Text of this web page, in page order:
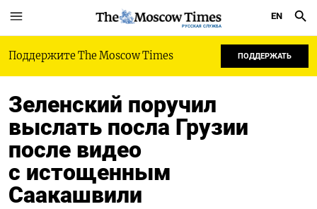
РУССКАЯ СЛУЖБА
EN
Поддержите The Moscow Times ПОДДЕРЖАТЬ
Зеленский поручил
выслать посла Грузии
после видео
с истощенным
Саакашвили